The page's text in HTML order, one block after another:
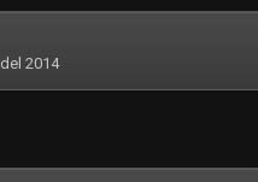
2014